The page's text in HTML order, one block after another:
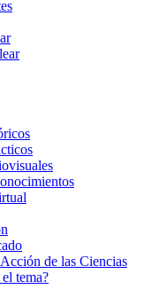
de las Ciencias
tema?